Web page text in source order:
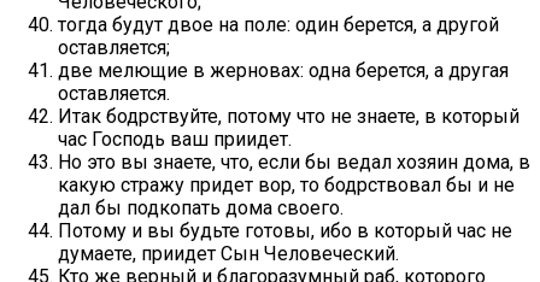
тогда будут двое на поле: один берется, а другой
оставляется;
две мелющие в жерновах: одна берется, а другая
оставляется.
Итак бодрствуйте, потому что не знаете, в который
час Господь ваш приидет.
Но это вы знаете, что, если бы ведал хозяин дома, в
какую стражу придет вор, то бодрствовал бы и не
дал бы подкопать дома своего.
Потому и вы будьте готовы, ибо в который час не
думаете, приидет Сын Человеческий.
Кто же верный и благоразумный раб, которого